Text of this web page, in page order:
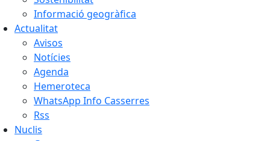
Informació geogràfica
Actualitat
Avisos
Notícies
Agenda
Hemeroteca
WhatsApp Info Casserres
Rss
Nuclis